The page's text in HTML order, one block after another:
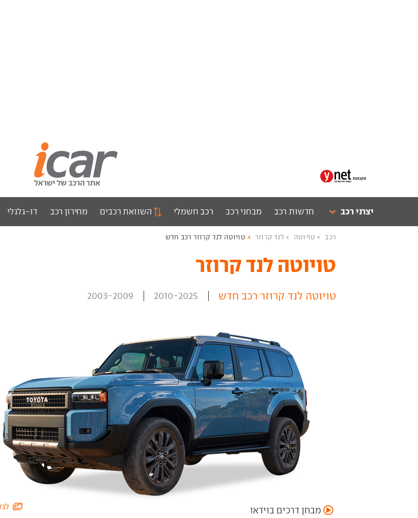
יצרני רכב חדשות רכב מבחני רכב רכב חשמלי השוואת רכבים מחירון רכב דו-גלגלי
רכב טויוטה לנד קרוזר טויוטה לנד קרוזר רכב חדש
טויוטה לנד קרוזר ‏
טויוטה לנד קרוזר רכב חדש 2010-2025
2003-2009
מבחן דרכים בוידאו